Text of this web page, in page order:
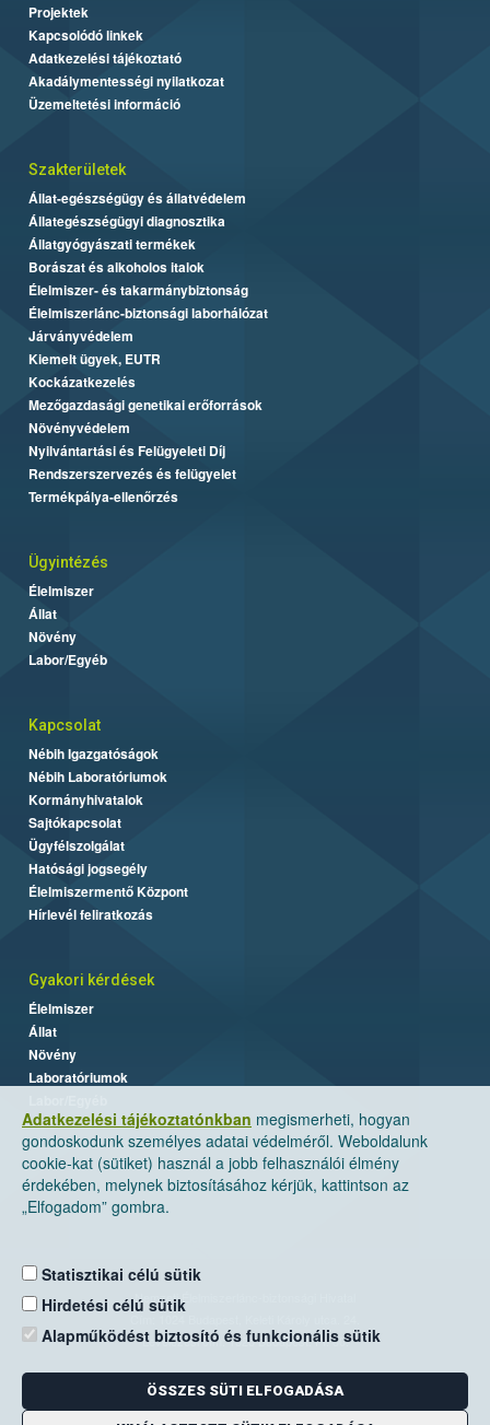
Adatkezelési tájékoztatónkban megismerheti, hogyan
gondoskodunk személyes adatai védelméről. Weboldalunk
cookie-kat (sütiket) használ a jobb felhasználói élmény
érdekében, melynek biztosításához kérjük, kattintson az
„Elfogadom” gombra.
Statisztikai célú sütik
Hirdetési célú sütik
Alapműködést biztosító és funkcionális sütik
ÖSSZES SÜTI ELFOGADÁSA
Projektek
Kapcsolódó linkek
Adatkezelési tájékoztató
Akadálymentességi nyilatkozat
Üzemeltetési információ
Szakterületek
Állat-egészségügy és állatvédelem
Állategészségügyi diagnosztika
Állatgyógyászati termékek
Borászat és alkoholos italok
Élelmiszer- és takarmánybiztonság
Élelmiszerlánc-biztonsági laborhálózat
Járványvédelem
Kiemelt ügyek, EUTR
Kockázatkezelés
Mezőgazdasági genetikai erőforrások
Növényvédelem
Nyilvántartási és Felügyeleti Díj
Rendszerszervezés és felügyelet
Termékpálya-ellenőrzés
Ügyintézés
Élelmiszer
Állat
Növény
Labor/Egyéb
Kapcsolat
Nébih Igazgatóságok
Nébih Laboratóriumok
Kormányhivatalok
Sajtókapcsolat
Ügyfélszolgálat
Hatósági jogsegély
Élelmiszermentő Központ
Hírlevél feliratkozás
Gyakori kérdések
Élelmiszer
Állat
Növény
Laboratóriumok
Nemzeti Élelmiszerlánc-biztonsági Hivatal
Levelezési cím: 1525 Budapest. Pf. 30.
E-mail:ugyfelszolgalat@nebih.gov.hu